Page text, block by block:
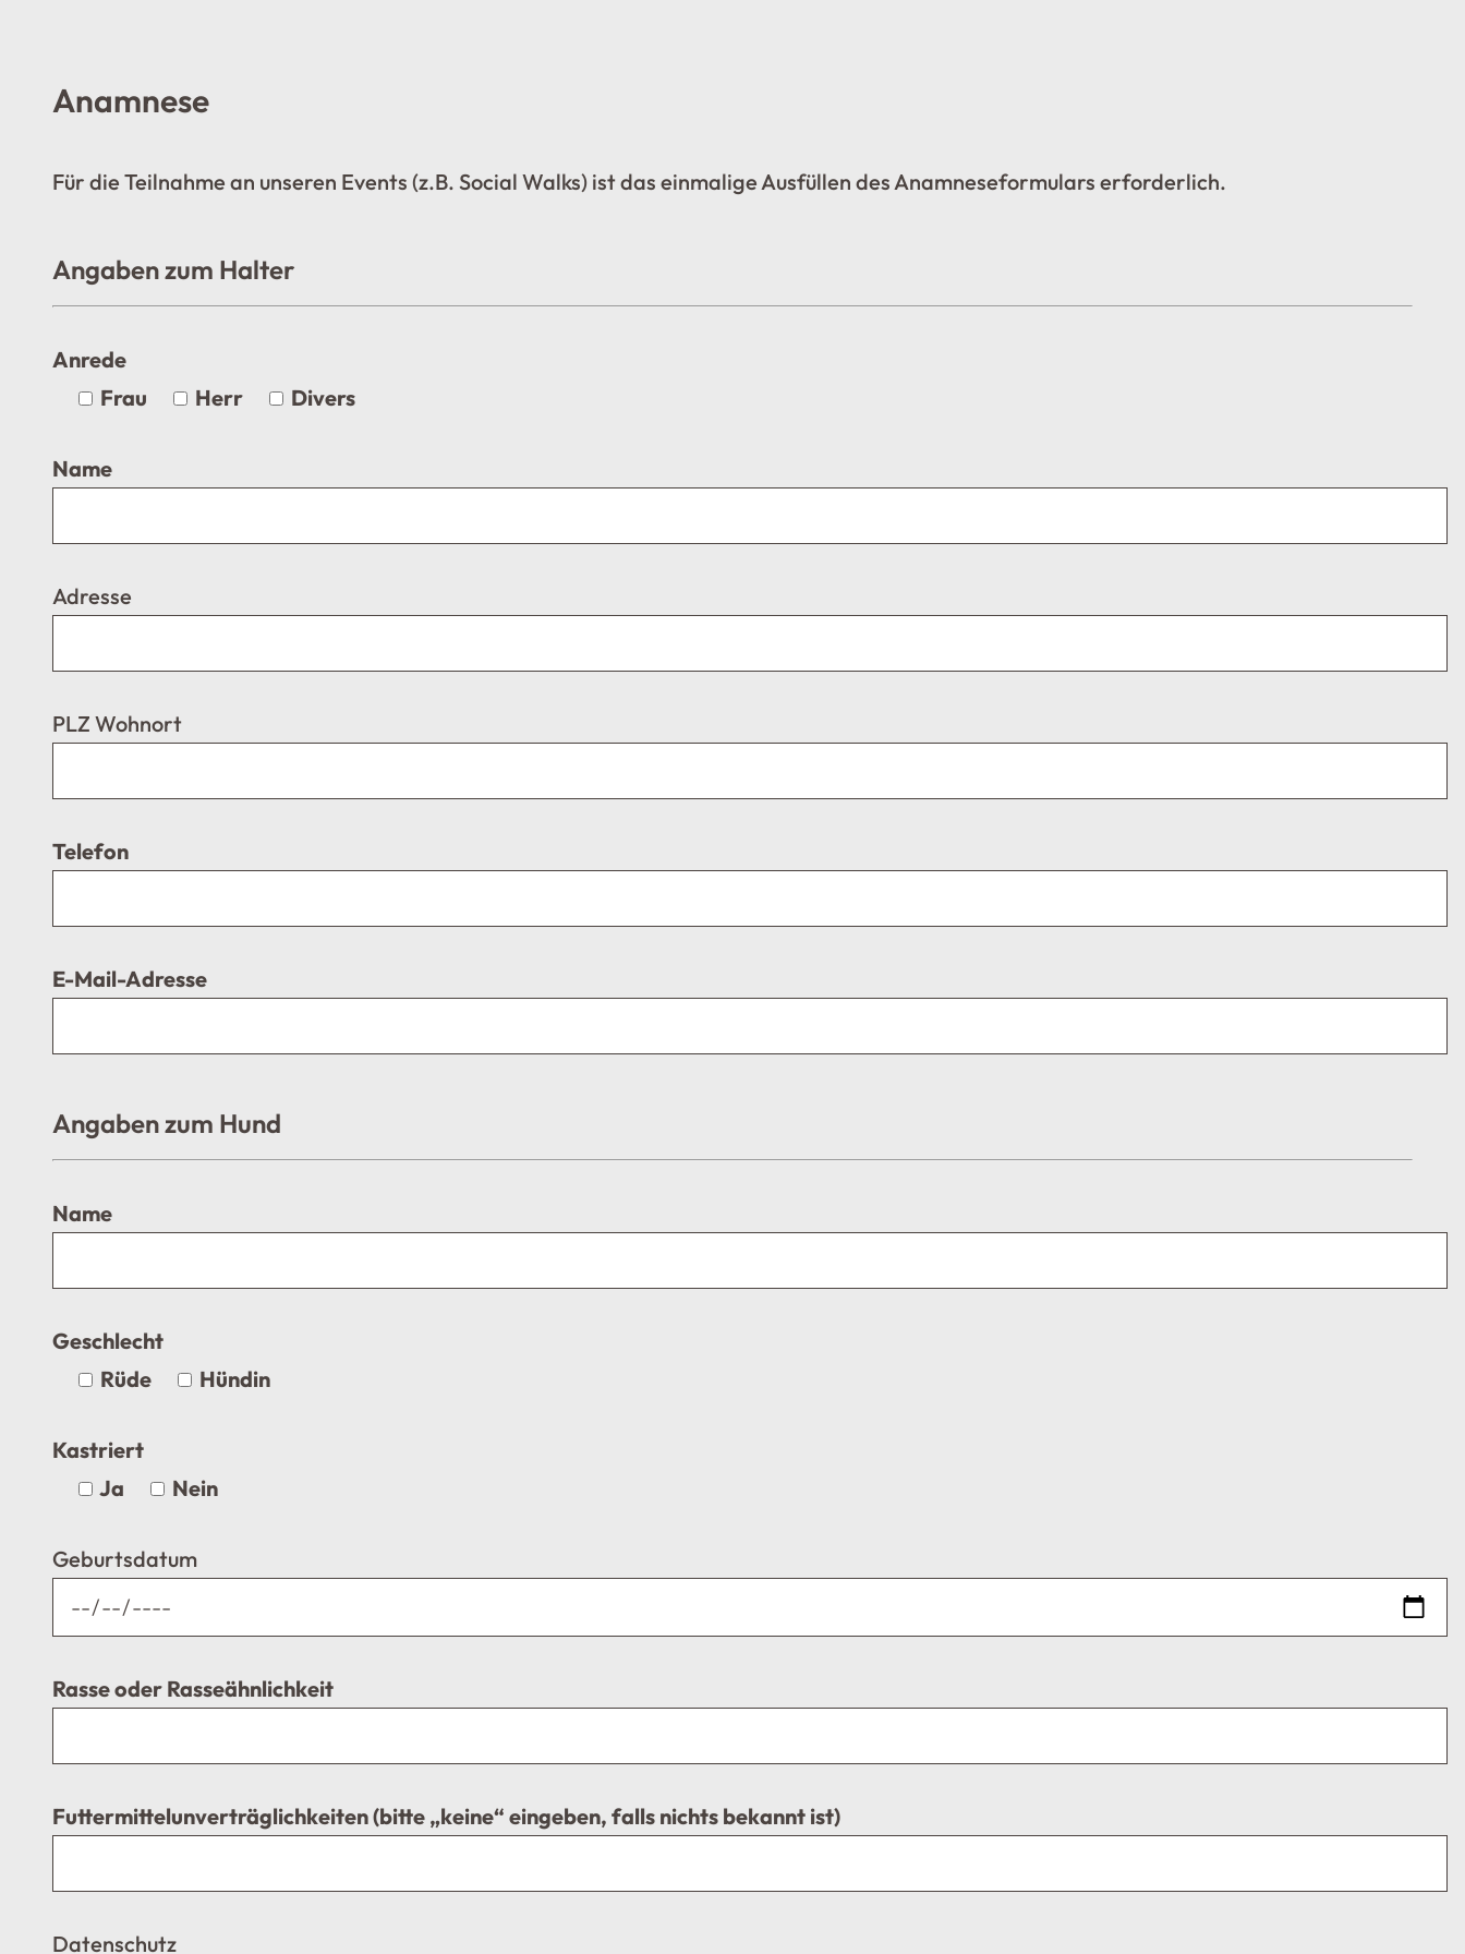
Anamnese
Für die Teilnahme an unseren Events (z.B. Social Walks) ist das einmalige Ausfüllen des Anamneseformulars erforderlich.
Angaben zum Halter
Anrede
Frau
Herr Divers
Name
Adresse
PLZ Wohnort
Telefon
E-Mail-Adresse
Angaben zum Hund
Name
Geschlecht
Rüde
Hündin
Kastriert
Ja
Nein
Geburtsdatum
Rasse oder Rasseähnlichkeit
Futtermittelunverträglichkeiten (bitte „keine“ eingeben, falls nichts bekannt ist)
Datenschutz